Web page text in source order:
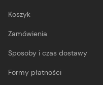
Koszyk
Zamówienia
Sposoby i czas dostawy
Formy płatności